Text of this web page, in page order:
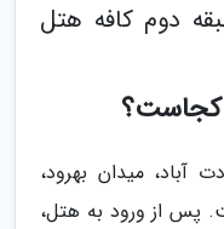
دوم کافه هتل
کجاست؟
آباد، میدان بهرود،
گرفته است. پس از ورود به هتل،